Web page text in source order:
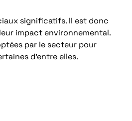
significatifs. Il est donc
impact environnemental.
par le secteur pour
d’entre elles.